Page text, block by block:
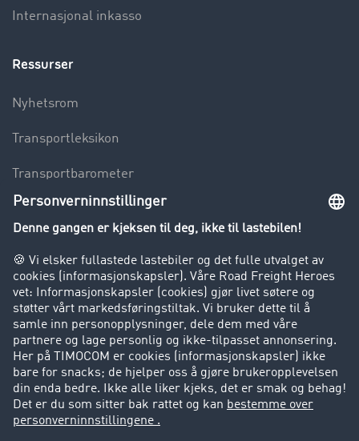
Internasjonal inkasso
Ressurser
Nyhetsrom
Transportleksikon
Transportbarometer
Innsyn i fraktbørsen
Bedriften
Kunder verver kunder
Suksesshistorier
Kundestøtte
Kundestøtte